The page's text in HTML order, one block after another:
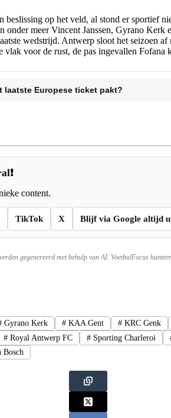
op het veld, al stond er sportief
onder meer Vincent Janssen, Gyrano Kerk
wedstrijd. Antwerp sloot het seizoen
vlak voor de rust, de pas ingevallen Fofana
laatste Europese ticket pakt?
content.
TikTok X Blijf via Google altijd
gegenereerd met behulp van AI. VoetbalFocus
Gyrano Kerk # KAA Gent # KRC Genk
# Royal Antwerp FC # Sporting Charleroi
Bosch